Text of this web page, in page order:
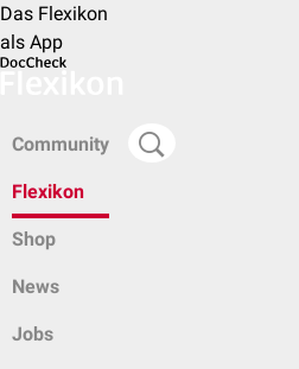
Das Flexikon
als App
Community
Flexikon
Shop
News
Jobs